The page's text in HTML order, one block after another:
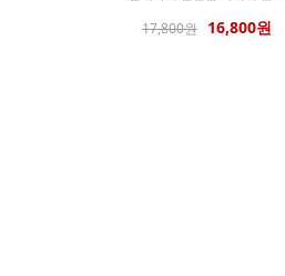
17,800원 16,800원